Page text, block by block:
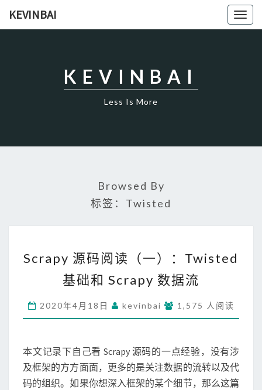
KEVINBAI
KEVINBAI
Less Is More
Browsed By
标签：Twisted
A
Y
源
阅
读
（
一
Scrapy 源码阅读（一）：Twisted
基础和 Scrapy 数据流
2020年4月18日 kevinbai 1,575 人阅读
本文记录下自己看 Scrapy 源码的一点经验，没有涉
及框架的方方面面，更多的是关注数据的流转以及代
码的组织。如果你想深入框架的某个细节，那么这篇